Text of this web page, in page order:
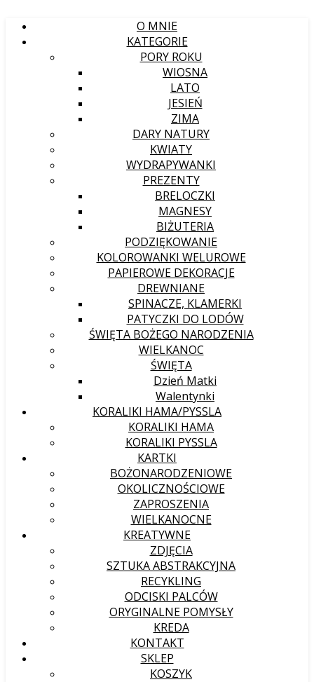
O MNIE
KATEGORIE
PORY ROKU
WIOSNA
LATO
JESIEŃ
ZIMA
DARY NATURY
KWIATY
WYDRAPYWANKI
PREZENTY
BRELOCZKI
MAGNESY
BIŻUTERIA
PODZIĘKOWANIE
KOLOROWANKI WELUROWE
PAPIEROWE DEKORACJE
DREWNIANE
SPINACZE, KLAMERKI
PATYCZKI DO LODÓW
ŚWIĘTA BOŻEGO NARODZENIA
WIELKANOC
ŚWIĘTA
Dzień Matki
Walentynki
KORALIKI HAMA/PYSSLA
KORALIKI HAMA
KORALIKI PYSSLA
KARTKI
BOŻONARODZENIOWE
OKOLICZNOŚCIOWE
ZAPROSZENIA
WIELKANOCNE
KREATYWNE
ZDJĘCIA
SZTUKA ABSTRAKCYJNA
RECYKLING
ODCISKI PALCÓW
ORYGINALNE POMYSŁY
KREDA
KONTAKT
SKLEP
KOSZYK